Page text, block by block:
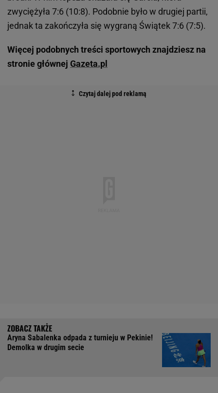
zwyciężyła 7:6 (10:8). Podobnie było w drugiej partii,
jednak ta zakończyła się wygraną Świątek 7:6 (7:5).
Więcej podobnych treści sportowych znajdziesz na
stronie głównej Gazeta.pl
Aryna Sabalenka odpada z turnieju w Pekinie!
Demolka w drugim secie